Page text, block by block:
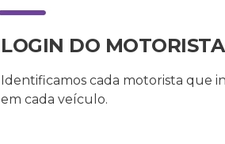
LOGIN DO MOTORISTA
Identificamos cada motorista que
em cada veículo.